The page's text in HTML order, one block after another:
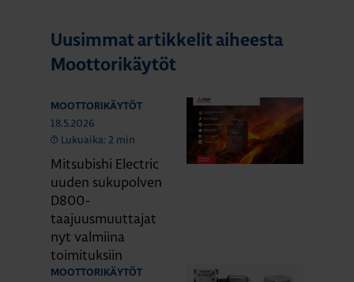
Uusimmat artikkelit aiheesta
Moottorikäytöt
MOOTTORIKÄYTÖT
18.5.2026
Lukuaika: 2 min
Mitsubishi Electric
uuden sukupolven
D800-
taajuusmuuttajat
nyt valmiina
toimituksiin
MOOTTORIKÄYTÖT